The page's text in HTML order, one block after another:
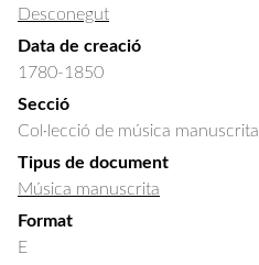
Desconegut
Data de creació
1780-1850
Secció
Col·lecció de música manuscrita
Tipus de document
Música manuscrita
Format
E